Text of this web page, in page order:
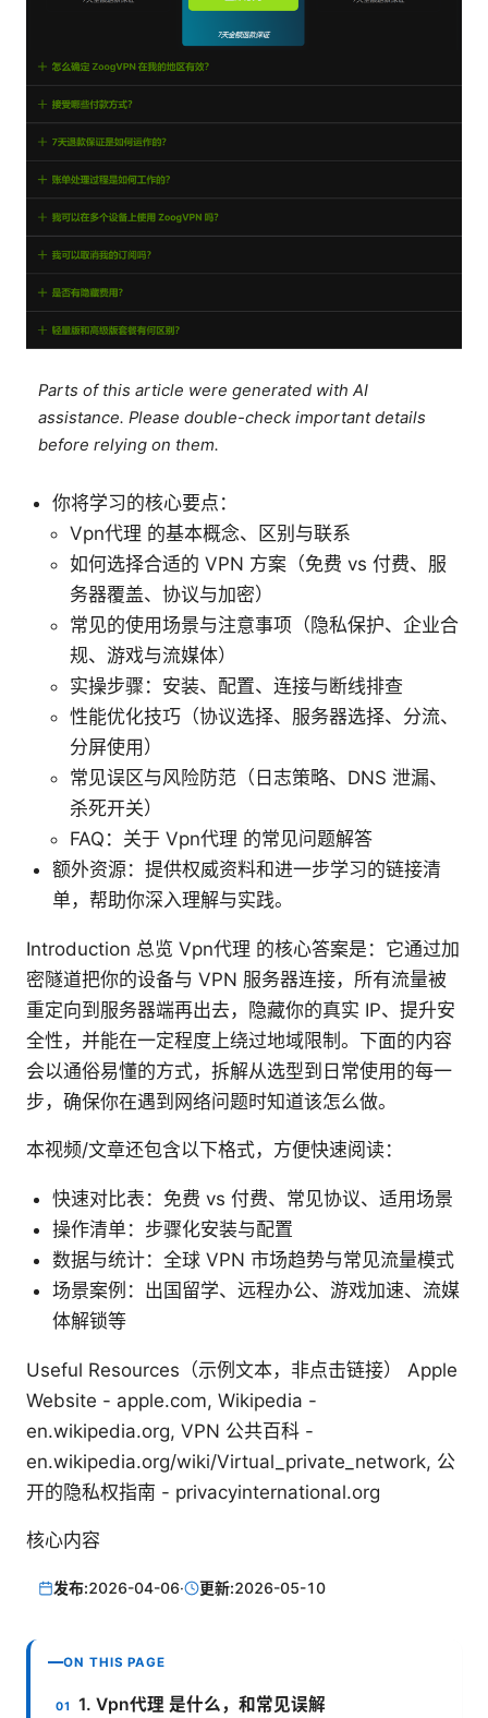
Parts of this article were generated with AI
assistance. Please double-check important details
before relying on them.
你将学习的核心要点：
Vpn代理 的基本概念、区别与联系
如何选择合适的 VPN 方案（免费 vs 付费、服
务器覆盖、协议与加密）
常见的使用场景与注意事项（隐私保护、企业合
规、游戏与流媒体）
实操步骤：安装、配置、连接与断线排查
性能优化技巧（协议选择、服务器选择、分流、
分屏使用）
常见误区与风险防范（日志策略、DNS 泄漏、
杀死开关）
FAQ：关于 Vpn代理 的常见问题解答
额外资源：提供权威资料和进一步学习的链接清
单，帮助你深入理解与实践。
Introduction 总览 Vpn代理 的核心答案是：它通过加
密隧道把你的设备与 VPN 服务器连接，所有流量被
重定向到服务器端再出去，隐藏你的真实 IP、提升安
全性，并能在一定程度上绕过地域限制。下面的内容
会以通俗易懂的方式，拆解从选型到日常使用的每一
步，确保你在遇到网络问题时知道该怎么做。
本视频/文章还包含以下格式，方便快速阅读：
快速对比表：免费 vs 付费、常见协议、适用场景
操作清单：步骤化安装与配置
数据与统计：全球 VPN 市场趋势与常见流量模式
场景案例：出国留学、远程办公、游戏加速、流媒
体解锁等
Useful Resources（示例文本，非点击链接） Apple
Website - apple.com, Wikipedia -
en.wikipedia.org, VPN 公共百科 -
en.wikipedia.org/wiki/Virtual_private_network, 公
开的隐私权指南 - privacyinternational.org
核心内容
发布:2026-04-06· 更新:2026-05-10
ON THIS PAGE
1. Vpn代理 是什么，和常见误解